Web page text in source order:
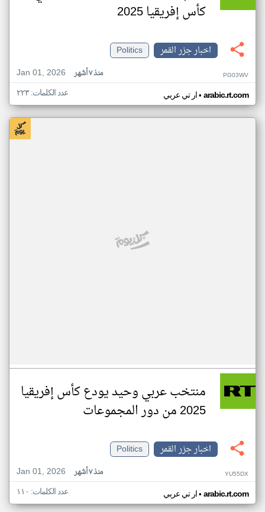
كأس إفريقيا 2025
اخبار جزر القمر
Politics
Jan 01, 2026
منذ ٧ أشهر PG03WV
ار تي عربي• arabic.rt.com عدد الكلمات: ٢٢٣
منتخب عربي وحيد يودع كأس إفريقيا
2025 من دور المجموعات
اخبار جزر القمر
Politics
Jan 01, 2026
منذ ٧ أشهر YU55DX
ار تي عربي• arabic.rt.com عدد الكلمات: ١١٠